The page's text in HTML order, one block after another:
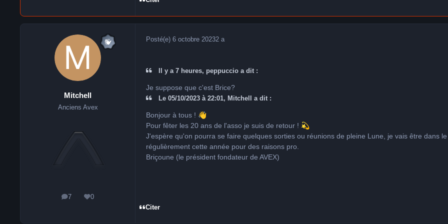
Mitchell
Anciens Avex
7
messages
0
Réputation
Posté(e) 6 octobre 20232 a
Il y a 7 heures, peppuccio a dit :
Je suppose que c'est Brice?
Le 05/10/2023 à 22:01, Mitchell a dit :
Bonjour à tous ! 👋
Pour fêter les 20 ans de l'asso je suis de retour ! 💫
J'espère qu'on pourra se faire quelques sorties ou réunions de pleine Lune, je vais être dans
régulièrement cette année pour des raisons pro.
Briçoune (le président fondateur de AVEX)
Citer